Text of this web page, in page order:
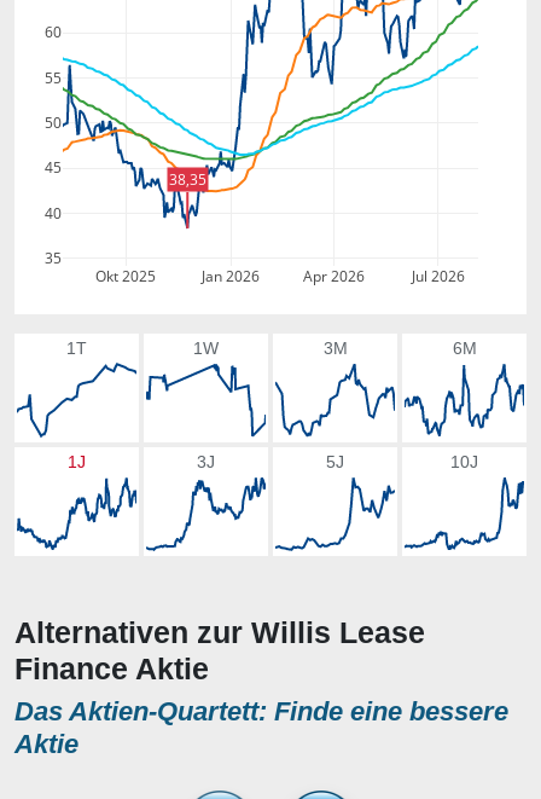
Okt 2025 Jan 2026 Apr 2026 Jul 2026
35
40
45
50
55
60
38,35
1T 1W 3M 6M
1J 3J 5J 10J
Alternativen zur Willis Lease
Finance Aktie
Das Aktien-Quartett: Finde eine bessere
Aktie